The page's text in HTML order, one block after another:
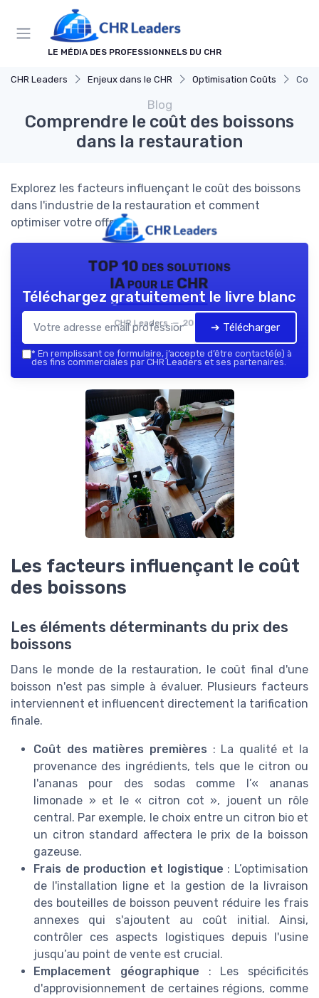
LE MÉDIA DES PROFESSIONNELS DU CHR
CHR Leaders Enjeux dans le CHR Optimisation Coûts
Blog
Comprendre le coût des boissons
dans la restauration
Explorez les facteurs influençant le coût des boissons
dans l'industrie de la restauration et comment
optimiser votre offre.
TOP 10 des solutions
IA pour le CHR
CHR Leaders — 2026
Téléchargez gratuitement le livre blanc
➔ Télécharger
* En remplissant ce formulaire, j’accepte d’être contacté(e) à
des fins commerciales par CHR Leaders et ses partenaires.
Les facteurs influençant le coût
des boissons
Les éléments déterminants du prix des
boissons
Dans le monde de la restauration, le coût final d'une
boisson n'est pas simple à évaluer. Plusieurs facteurs
interviennent et influencent directement la tarification
finale.
Coût des matières premières : La qualité et la
provenance des ingrédients, tels que le citron ou
l'ananas pour des sodas comme l’« ananas
limonade » et le « citron cot », jouent un rôle
central. Par exemple, le choix entre un citron bio et
un citron standard affectera le prix de la boisson
gazeuse.
Frais de production et logistique : L’optimisation
de l'installation ligne et la gestion de la livraison
des bouteilles de boisson peuvent réduire les frais
annexes qui s'ajoutent au coût initial. Ainsi,
contrôler ces aspects logistiques depuis l'usine
jusqu’au point de vente est crucial.
Emplacement géographique : Les spécificités
d'approvisionnement de certaines régions, comme
Panneau de gestion des cookies